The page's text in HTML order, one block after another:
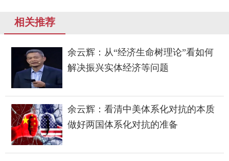
相关推荐
余云辉：从“经济生命树理论”看如何
解决振兴实体经济等问题
余云辉：看清中美体系化对抗的本质
做好两国体系化对抗的准备